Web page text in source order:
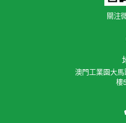
關注
澳門工業園大
樓